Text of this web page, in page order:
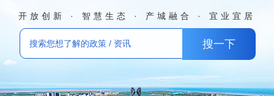
开放创新 · 智慧生态 · 产城融合 · 宜业宜居